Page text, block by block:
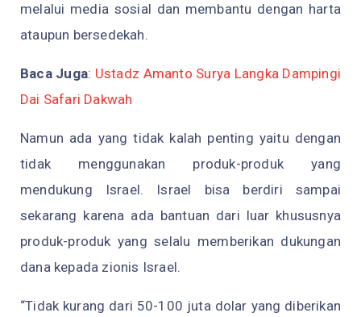
melalui media sosial dan membantu dengan harta
ataupun bersedekah.
Baca Juga: Ustadz Amanto Surya Langka Dampingi
Dai Safari Dakwah
Namun ada yang tidak kalah penting yaitu dengan
tidak menggunakan produk-produk yang
mendukung Israel. Israel bisa berdiri sampai
sekarang karena ada bantuan dari luar khususnya
produk-produk yang selalu memberikan dukungan
dana kepada zionis Israel.
“Tidak kurang dari 50-100 juta dolar yang diberikan